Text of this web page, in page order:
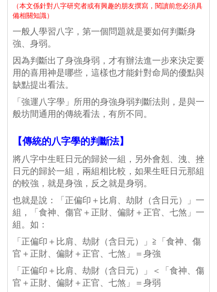
（本文係針對八字研究者或有興趣的朋友撰寫，閱讀前您必須具
備相關知識）
一般人學習八字，第一個問題就是要如何判斷身
強、身弱。
因為判斷出了身強身弱，才有辦法進一步來決定要
用的喜用神是哪些，這樣也才能針對命局的優點與
缺點提出看法。
「強運八字學」所用的身強身弱判斷法則，是與一
般坊間通用的傳統看法，有所不同。
【傳統的八字學的判斷法】
將八字中生旺日元的歸於一組，另外會剋、洩、挫
日元的歸於一組，兩組相比較，如果生旺日元那組
的較強，就是身強，反之就是身弱。
也就是說：「正偏印＋比肩、劫財（含日元）」一
組，「食神、傷官＋正財、偏財＋正官、七煞」一
組。如：
「正偏印＋比肩、劫財（含日元）」≧「食神、傷
官＋正財、偏財＋正官、七煞」＝身強
「正偏印＋比肩、劫財（含日元）」＜「食神、傷
官＋正財、偏財＋正官、七煞」＝身弱